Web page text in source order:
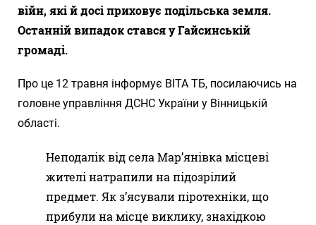
війн, які й досі приховує подільська земля.
Останній випадок стався у Гайсинській
громаді.
Про це 12 травня інформує ВІТА ТБ, посилаючись на
головне управління ДСНС України у Вінницькій
області.
Неподалік від села Мар’янівка місцеві
жителі натрапили на підозрілий
предмет. Як з’ясували піротехніки, що
прибули на місце виклику, знахідкою